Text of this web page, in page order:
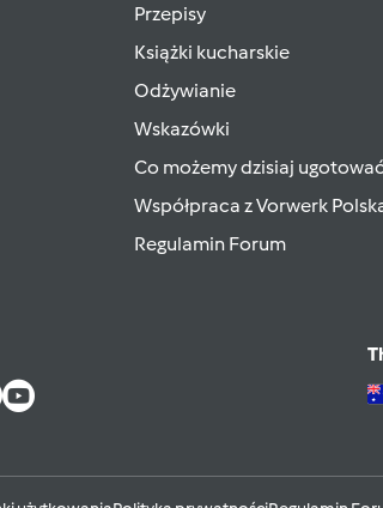
Przepisy
Książki kucharskie
Odżywianie
Wskazówki
Co możemy dzisiaj
Współpraca z Vorwerk
Regulamin Forum